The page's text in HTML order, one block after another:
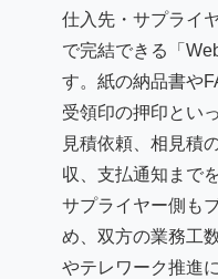
仕入先・サプライ
で完結できる「
す。紙の納品書や
受領印の押印とい
見積依頼、相見積
収、支払通知まで
サプライヤー側も
め、双方の業務工
やテレワーク推進